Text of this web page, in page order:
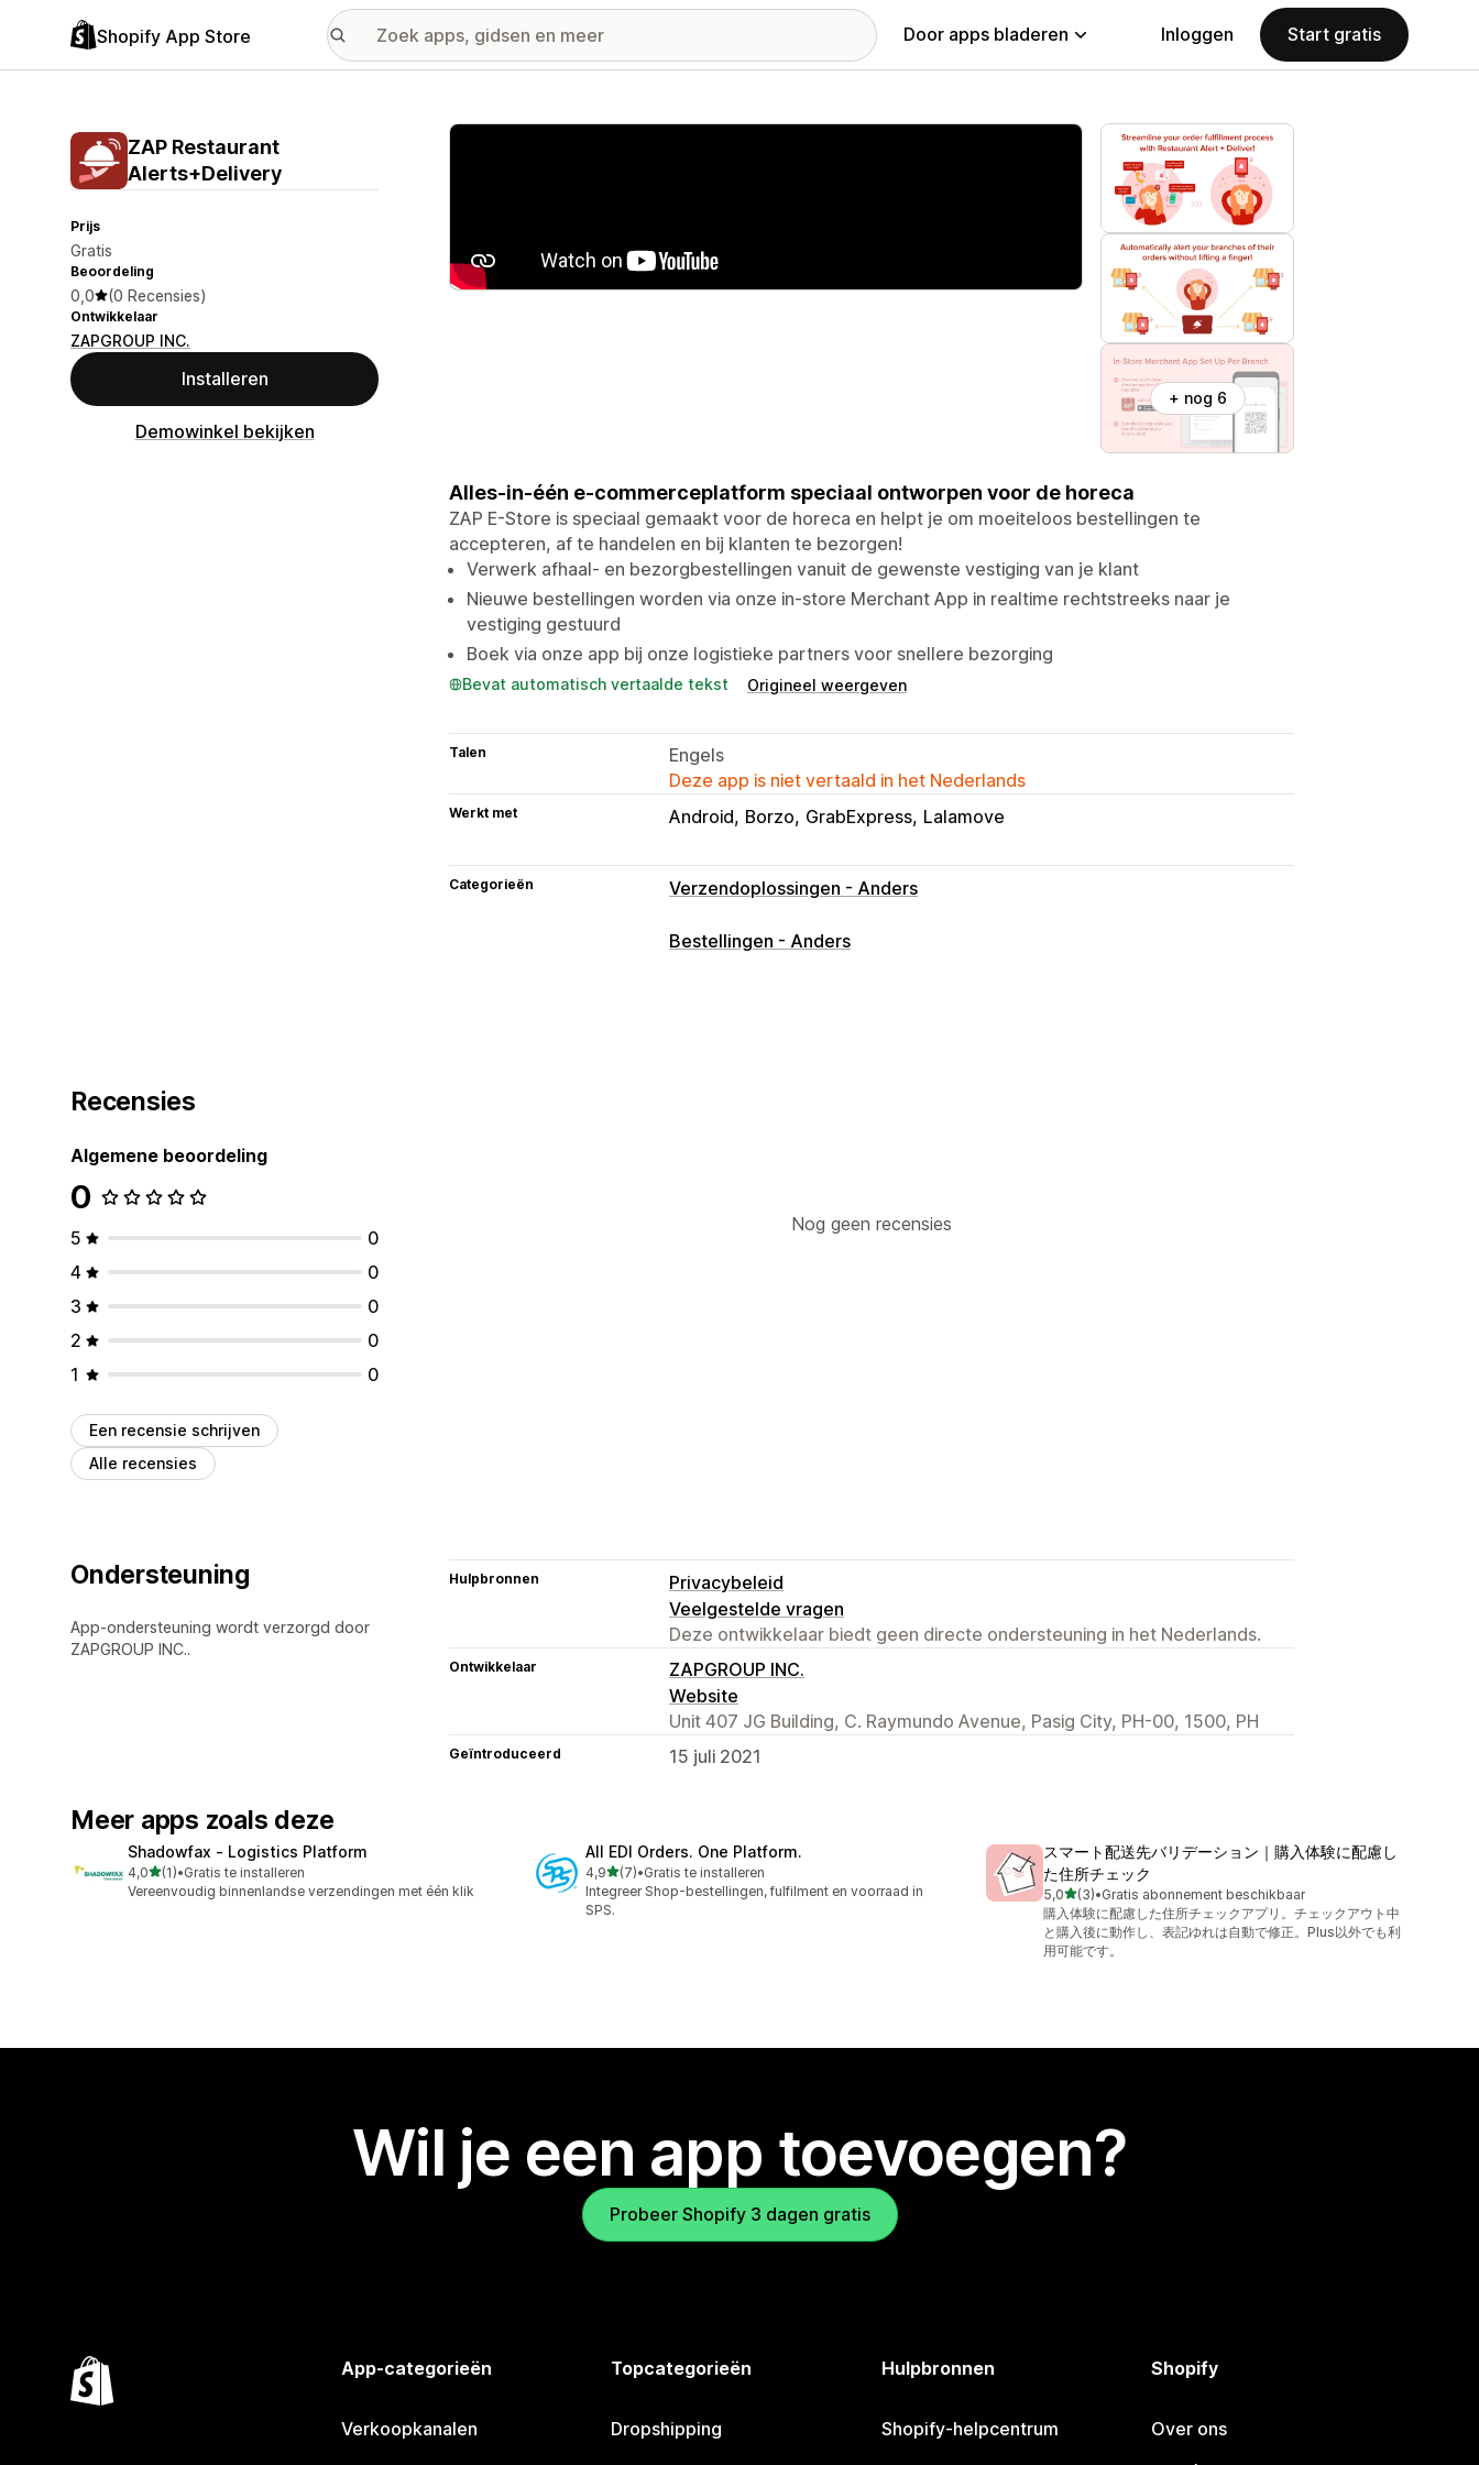
Shopify App Store Door apps bladeren Inloggen Start gratis
ZAP Restaurant
Alerts+Delivery
Prijs
Gratis
Beoordeling
0,0 (0 Recensies)
Ontwikkelaar
ZAPGROUP INC.
Installeren
Demowinkel bekijken
Galerij met uitgelichte afbeeldingen
+ nog 6
Alles-in-één e-commerceplatform speciaal ontworpen voor de horeca
ZAP E-Store is speciaal gemaakt voor de horeca en helpt je om moeiteloos bestellingen te
accepteren, af te handelen en bij klanten te bezorgen!
Verwerk afhaal- en bezorgbestellingen vanuit de gewenste vestiging van je klant
Nieuwe bestellingen worden via onze in-store Merchant App in realtime rechtstreeks naar je
vestiging gestuurd
Boek via onze app bij onze logistieke partners voor snellere bezorging
Bevat automatisch vertaalde tekst Origineel weergeven
Talen
Engels
Deze app is niet vertaald in het Nederlands
Werkt met Android Borzo GrabExpress Lalamove
Categorieën Verzendoplossingen - Anders
Bestellingen - Anders
Recensies
Algemene beoordeling
0
5
0
4
0
3
0
2
0
1
0
Een recensie schrijven
Alle recensies
Nog geen recensies
Ondersteuning
App-ondersteuning wordt verzorgd door
ZAPGROUP INC..
Hulpbronnen
Privacybeleid
Veelgestelde vragen
Deze ontwikkelaar biedt geen directe ondersteuning in het Nederlands.
Ontwikkelaar
ZAPGROUP INC.
Website
Unit 407 JG Building, C. Raymundo Avenue, Pasig City, PH-00, 1500, PH
Geïntroduceerd 15 juli 2021
Meer apps zoals deze
Shadowfax ‑ Logistics Platform
4,0van 5 sterren
(1)
1 recensies in totaal
•Gratis te installeren
Vereenvoudig binnenlandse verzendingen met één klik
All EDI Orders. One Platform.
4,9van 5 sterren
(7)
7 recensies in totaal
•Gratis te installeren
Integreer Shop-bestellingen, fulfilment en voorraad in
SPS.
スマート配送先バリデーション｜購入体験に配慮し
た住所チェック
5,0van 5 sterren
(3)
3 recensies in totaal
•Gratis abonnement beschikbaar
購入体験に配慮した住所チェックアプリ。チェックアウト中
と購入後に動作し、表記ゆれは自動で修正。Plus以外でも利
用可能です。
Wil je een app toevoegen?
Probeer Shopify 3 dagen gratis
App-categorieën
Verkoopkanalen
Topcategorieën
Dropshipping
Hulpbronnen
Shopify-helpcentrum
Shopify
Over ons